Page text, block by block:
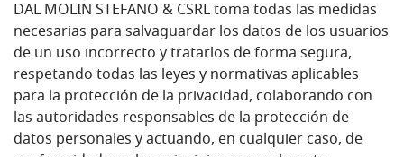
DAL MOLIN STEFANO & CSRL toma todas las medidas
necesarias para salvaguardar los datos de los usuarios
de un uso incorrecto y tratarlos de forma segura,
respetando todas las leyes y normativas aplicables
para la protección de la privacidad, colaborando con
las autoridades responsables de la protección de
datos personales y actuando, en cualquier caso, de